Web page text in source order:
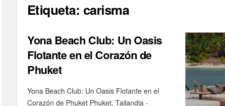
Etiqueta: carisma
Yona Beach Club: Un Oasis
Flotante en el Corazón de
Phuket
Yona Beach Club: Un Oasis Flotante en el
Corazón de Phuket Phuket, Tailandia -